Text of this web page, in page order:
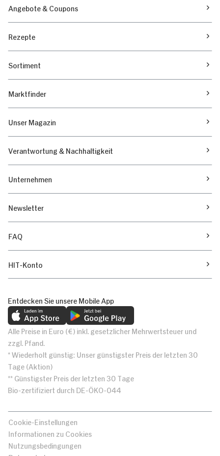
Angebote & Coupons
Rezepte
Sortiment
Marktfinder
Unser Magazin
Verantwortung & Nachhaltigkeit
Unternehmen
Newsletter
FAQ
HIT-Konto
Entdecken Sie unsere Mobile App
Alle Preise in Euro (€) inkl. gesetzlicher Mehrwertsteuer und
zzgl. Pfand.
* Wiederholt günstig: Unser günstigster Preis der letzten 30
Tage (Aktion)
** Günstigster Preis der letzten 30 Tage
Bio-zertifiziert durch DE-ÖKO-044
Cookie-Einstellungen
Informationen zu Cookies
Nutzungsbedingungen